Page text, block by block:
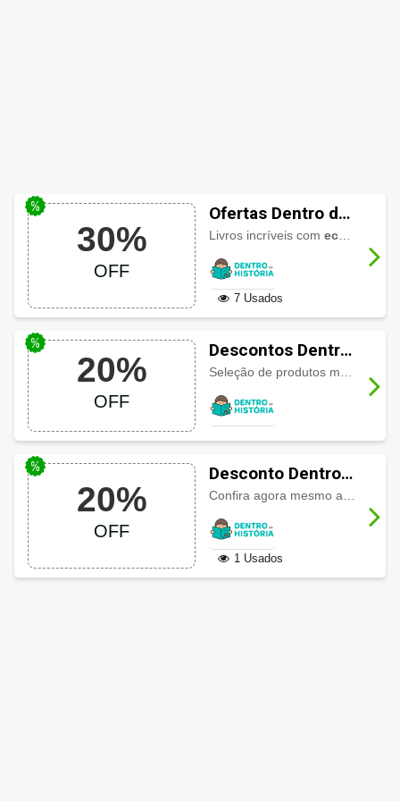
30%
OFF
Ofertas Dentro da
História 30% de
desconto
Livros incríveis comeconomia de até 30%
7 Usados
20%
OFF
Descontos Dentro
da História até
20% OFF
20%
OFF
Desconto Dentro
da História até
20% OFF
1 Usados